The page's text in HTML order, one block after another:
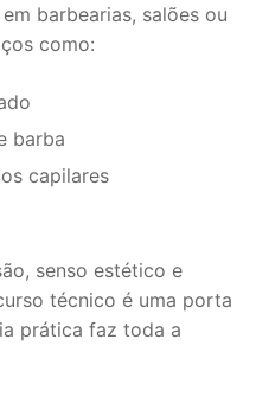
barbearias, salões ou
como:
barba
capilares
senso estético e
técnico é uma porta
prática faz toda a